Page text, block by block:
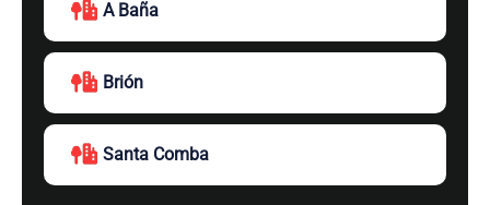
A Baña
Brión
Santa Comba